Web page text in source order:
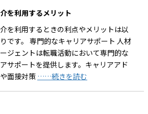
を利用するメリット
を利用するときの利点やメリットは以
です。 専門的なキャリアサポート 人材
ジェントは転職活動において専門的な
サポートを提供します。キャリアアド
面接対策 ……続きを読む